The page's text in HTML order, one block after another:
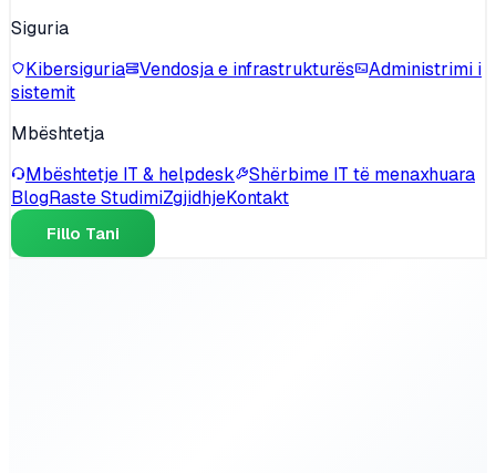
Siguria
Kibersiguria
Vendosja e infrastrukturës
Administrimi i
sistemit
Mbështetja
Mbështetje IT & helpdesk
Shërbime IT të menaxhuara
BlogRaste StudimiZgjidhjeKontakt
Fillo Tani